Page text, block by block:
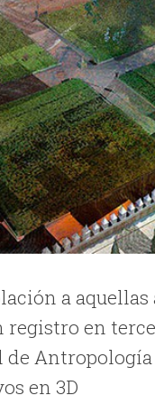
a
registro en
en 3D